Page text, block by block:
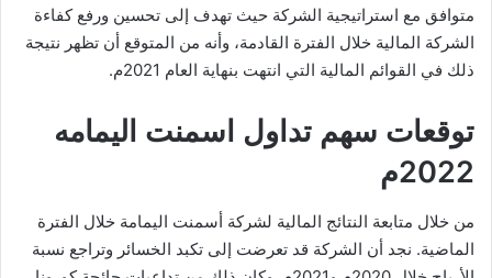
متوافق مع استراتيجية الشركة حيث تهدف إلى تحسين ورفع كفاءة
الشركة المالية خلال الفترة القادمة، وأنه من المتوقع أن تظهر نتيجة
ذلك في القوائم المالية التي انتهت بنهاية العام 2021م.
توقعات سهم تداول اسمنت اليمامه
2022م
من خلال متابعة النتائج المالية لشركة أسمنت اليمامة خلال الفترة
الماضية. نجد أن الشركة قد تعرضت إلى تكبد الخسائر وتراجع نسبة